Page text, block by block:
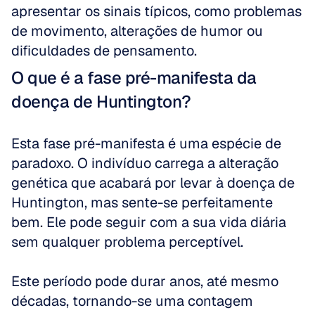
apresentar os sinais típicos, como problemas
de movimento, alterações de humor ou
dificuldades de pensamento.
O que é a fase pré-manifesta da
doença de Huntington?
Esta fase pré-manifesta é uma espécie de
paradoxo. O indivíduo carrega a alteração
genética que acabará por levar à doença de
Huntington, mas sente-se perfeitamente
bem. Ele pode seguir com a sua vida diária
sem qualquer problema perceptível.
Este período pode durar anos, até mesmo
décadas, tornando-se uma contagem